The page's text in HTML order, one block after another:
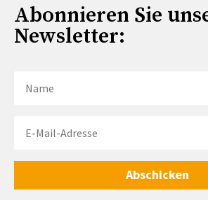
Abonnieren Sie
Newsletter:
Abschicken